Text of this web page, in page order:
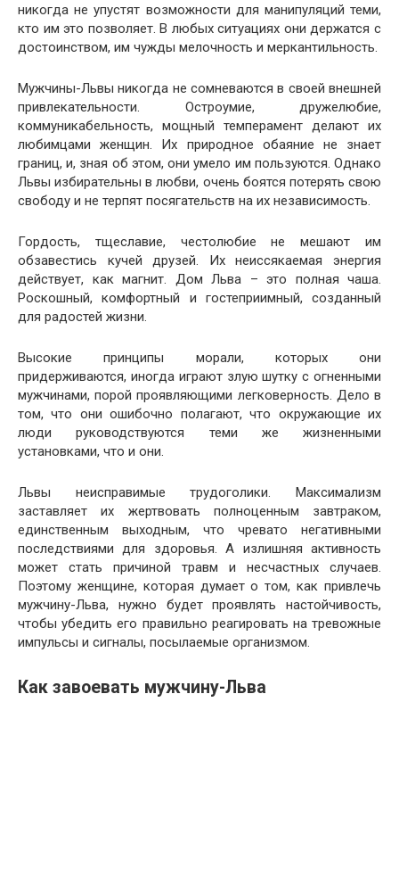
никогда не упустят возможности для манипуляций теми,
кто им это позволяет. В любых ситуациях они держатся с
достоинством, им чужды мелочность и меркантильность.
Мужчины-Львы никогда не сомневаются в своей внешней
привлекательности. Остроумие, дружелюбие,
коммуникабельность, мощный темперамент делают их
любимцами женщин. Их природное обаяние не знает
границ, и, зная об этом, они умело им пользуются. Однако
Львы избирательны в любви, очень боятся потерять свою
свободу и не терпят посягательств на их независимость.
Гордость, тщеславие, честолюбие не мешают им
обзавестись кучей друзей. Их неиссякаемая энергия
действует, как магнит. Дом Льва – это полная чаша.
Роскошный, комфортный и гостеприимный, созданный
для радостей жизни.
Высокие принципы морали, которых они
придерживаются, иногда играют злую шутку с огненными
мужчинами, порой проявляющими легковерность. Дело в
том, что они ошибочно полагают, что окружающие их
люди руководствуются теми же жизненными
установками, что и они.
Львы неисправимые трудоголики. Максимализм
заставляет их жертвовать полноценным завтраком,
единственным выходным, что чревато негативными
последствиями для здоровья. А излишняя активность
может стать причиной травм и несчастных случаев.
Поэтому женщине, которая думает о том, как привлечь
мужчину-Льва, нужно будет проявлять настойчивость,
чтобы убедить его правильно реагировать на тревожные
импульсы и сигналы, посылаемые организмом.
Как завоевать мужчину-Льва